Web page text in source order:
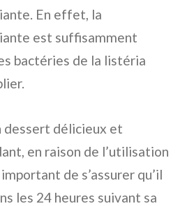
En effet, la
est suffisamment
bactéries de la listéria
dessert délicieux et
en raison de l’utilisation
de s’assurer qu’il
les 24 heures suivant sa